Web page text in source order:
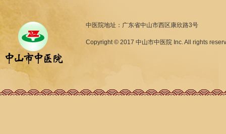
中医院地址：广东省中山市西区康欣路3号
Copyright © 2017 中山市中医院 Inc. All rights